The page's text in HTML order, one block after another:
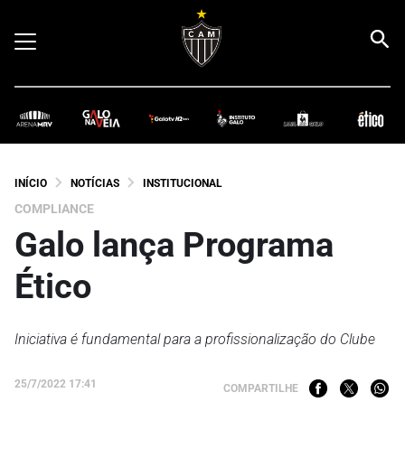
INÍCIO NOTÍCIAS INSTITUCIONAL
COMPLIANCE
Galo lança Programa
Ético
Iniciativa é fundamental para a profissionalização do Clube
25/7/2022 17:41 COMPARTILHE